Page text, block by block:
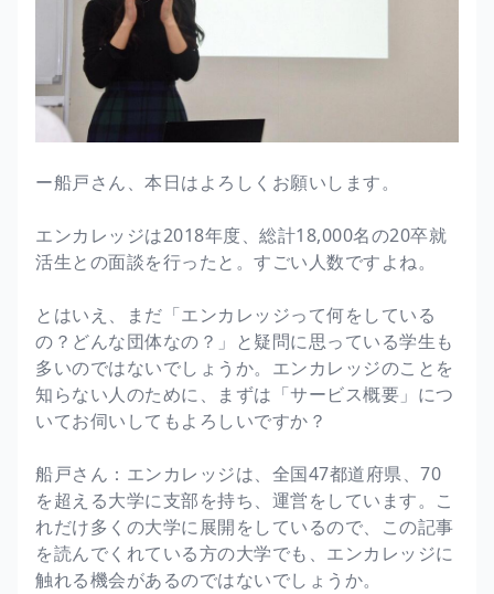
ー船戸さん、本日はよろしくお願いします。
エンカレッジは2018年度、総計18,000名の20卒就
活生との面談を行ったと。すごい人数ですよね。
とはいえ、まだ「エンカレッジって何をしている
の？どんな団体なの？」と疑問に思っている学生も
多いのではないでしょうか。エンカレッジのことを
知らない人のために、まずは「サービス概要」につ
いてお伺いしてもよろしいですか？
船戸さん：エンカレッジは、全国47都道府県、70
を超える大学に支部を持ち、運営をしています。こ
れだけ多くの大学に展開をしているので、この記事
を読んでくれている方の大学でも、エンカレッジに
触れる機会があるのではないでしょうか。